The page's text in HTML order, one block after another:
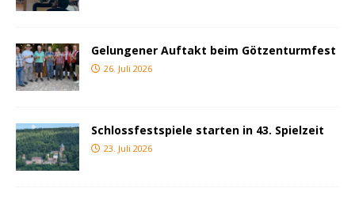
Gelungener Auftakt beim Götzenturmfest
26. Juli 2026
Schlossfestspiele starten in 43. Spielzeit
23. Juli 2026